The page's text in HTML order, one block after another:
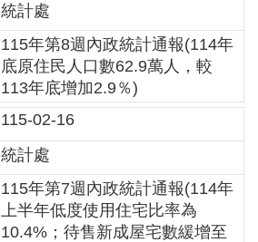
統計處
115年第8週內政統計通報(114年
底原住民人口數62.9萬人，較
113年底增加2.9％)
115-02-16
統計處
115年第7週內政統計通報(114年
上半年低度使用住宅比率為
10.4%；待售新成屋宅數緩增至